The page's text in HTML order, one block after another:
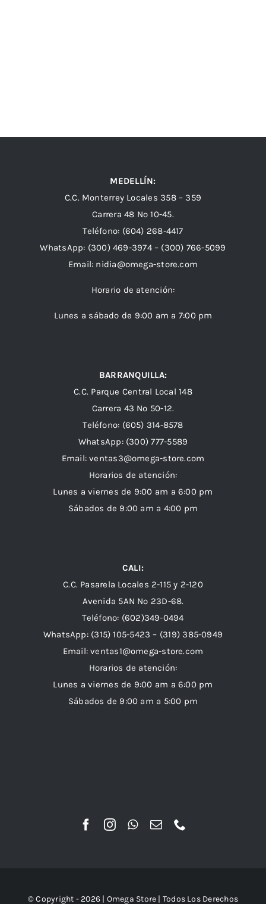
MEDELLÍN:
C.C. Monterrey Locales 358 – 359
Carrera 48 Nº 10-45.
Teléfono: (604) 268-4417
WhatsApp: (300) 469-3974 – (300) 766-5099
Email: nidia@omega-store.com
Horario de atención:
Lunes a sábado de 9:00 am a 7:00 pm
BARRANQUILLA:
C.C. Parque Central Local 148
Carrera 43 Nº 50-12.
Teléfono: (605) 314-8578
WhatsApp: (300) 777-5589
Email: ventas3@omega-store.com
Horarios de atención:
Lunes a viernes de 9:00 am a 6:00 pm
Sábados de 9:00 am a 4:00 pm
CALI:
C.C. Pasarela Locales 2-115 y 2-120
Avenida 5AN Nº 23D-68.
Teléfono: (602)349-0494
WhatsApp: (315) 105-5423 – (319) 385-0949
Email:ventas1@omega-store.com
Horarios de atención:
Lunes a viernes de 9:00 am a 6:00 pm
Sábados de 9:00 am a 5:00 pm
© Copyright - 2026 | Omega Store | Todos Los Derechos